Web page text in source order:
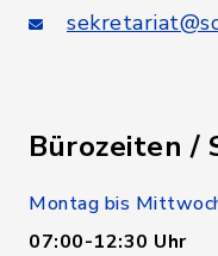
Bürozeiten /
Montag bis
07:00-12:30 Uhr